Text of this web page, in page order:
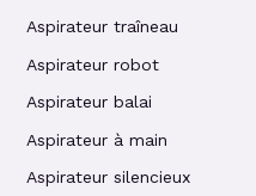
Aspirateur traîneau
Aspirateur robot
Aspirateur balai
Aspirateur à main
Aspirateur silencieux